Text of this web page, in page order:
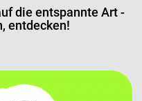
die entspannte Art -
entdecken!